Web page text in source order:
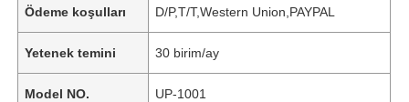
Ödeme koşulları D/P,T/T,Western Union,PAYPAL
Yetenek temini 30 birim/ay
Model NO. UP-1001